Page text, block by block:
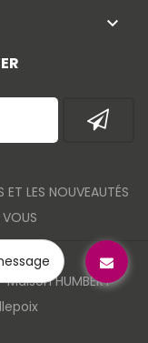
keyboard_arrow_down
ET LES NOUVEAUTÉS
HUMBERT